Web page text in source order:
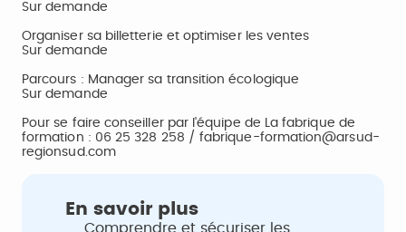
Sur demande
Organiser sa billetterie et optimiser les ventes
Sur demande
Parcours : Manager sa transition écologique
Sur demande
Pour se faire conseiller par l'équipe de La fabrique de
formation : 06 25 328 258 / fabrique-formation@arsud-
regionsud.com
En savoir plus
Comprendre et sécuriser les